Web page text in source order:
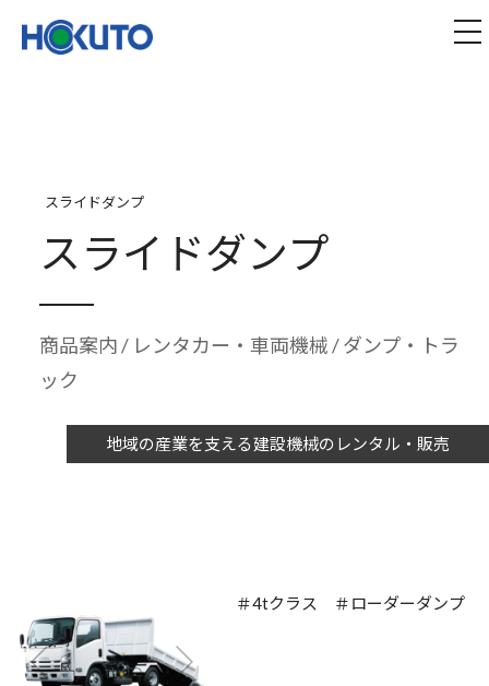
スライドダンプ
スライドダンプ
商品案内/ レンタカー・車両機械/ ダンプ・トラ
ック
地域の産業を支える建設機械のレンタル・販売
＃4tクラス ＃ローダーダンプ